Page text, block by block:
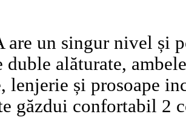
are un singur nivel și
duble alăturate,
lenjerie și prosoape
găzdui confortabil 2